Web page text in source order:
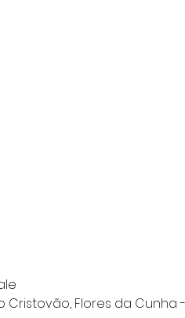
Cristovão, Flores da Cunha -